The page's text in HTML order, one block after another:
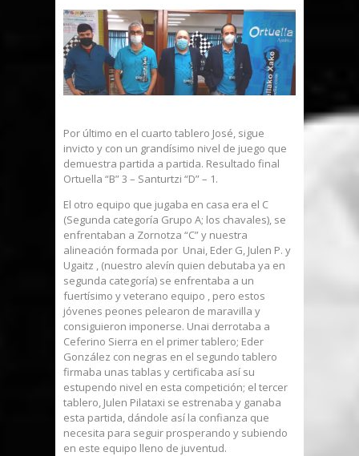
Por último en el cuarto tablero José, sigue
invicto y con un grandísimo nivel de juego que
demuestra partida a partida. Resultado final
Ortuella “B” 3 – Santurtzi “D” – 1.
El otro equipo que jugaba en casa era el C
(Segunda categoría Grupo A; los chavales), se
enfrentaban a Zornotza “C” y nuestra
alineación formada por Unai, Eder G, Julen P. y
Ugaitz , (nuestro alevín quien debutaba ya en
segunda categoría) se enfrentaba a un
fuertísimo y veterano equipo , pero estos
jóvenes peones pelearon de maravilla y
consiguieron imponerse. Unai derrotaba a
Ceferino Sierra en el primer tablero; Eder
González con negras en el segundo tablero
firmaba unas tablas y certificaba así su
estupendo nivel en esta competición; el tercer
tablero, Julen Pilataxi se estrenaba y ganaba
esta partida, dándole así la confianza que
necesita para seguir prosperando y subiendo
en este equipo lleno de juventud.